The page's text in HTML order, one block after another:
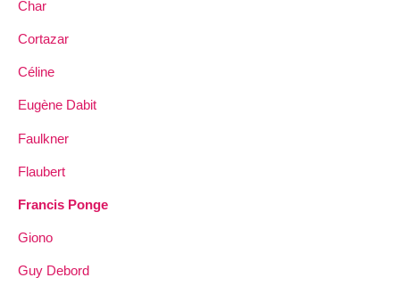
Char
Cortazar
Céline
Eugène Dabit
Faulkner
Flaubert
Francis Ponge
Giono
Guy Debord